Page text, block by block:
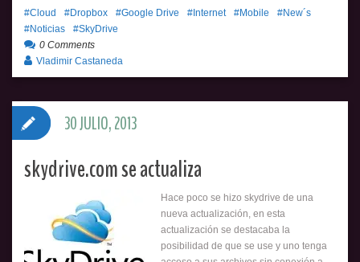
Cloud Dropbox Google Drive Internet Mobile
New´s
Noticias
SkyDrive
0 Comments
Vladimir Castaneda
skydrive.com se actualiza
Hace poco se hizo skydrive de una
nueva actualización, en esta
actualización se destacaba la
posibilidad de que se use y uno tenga
30 JULIO, 2013